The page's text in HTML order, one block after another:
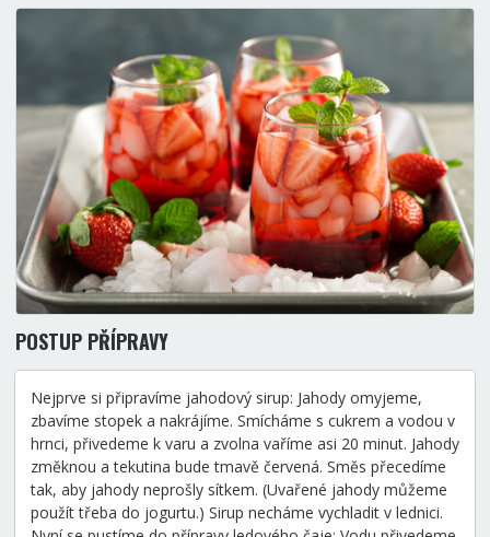
POSTUP PŘÍPRAVY
Nejprve si připravíme jahodový sirup: Jahody omyjeme,
zbavíme stopek a nakrájíme. Smícháme s cukrem a vodou v
hrnci, přivedeme k varu a zvolna vaříme asi 20 minut. Jahody
změknou a tekutina bude tmavě červená. Směs přecedíme
tak, aby jahody neprošly sítkem. (Uvařené jahody můžeme
použít třeba do jogurtu.) Sirup necháme vychladit v lednici.